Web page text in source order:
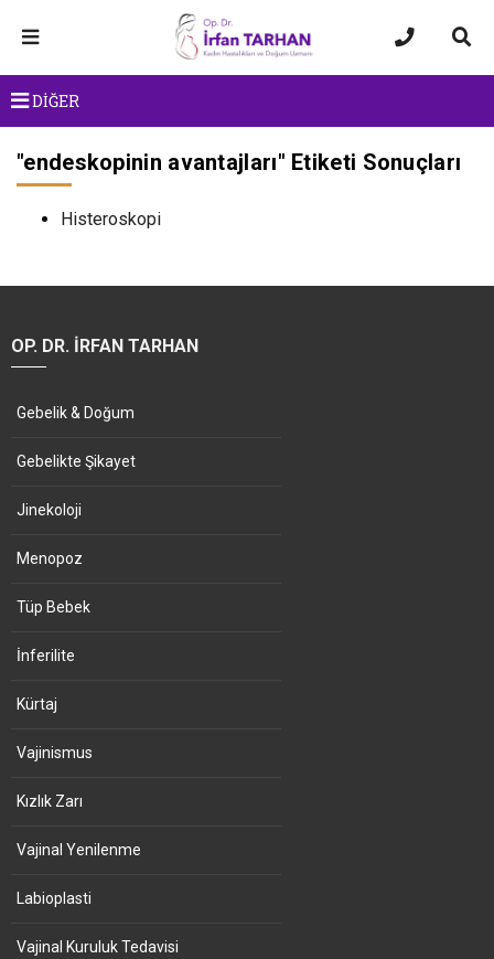
DİĞER
"endeskopinin avantajları" Etiketi Sonuçları
Histeroskopi
OP. DR. İRFAN TARHAN
Gebelik & Doğum
Gebelikte Şikayet
Jinekoloji
Menopoz
Tüp Bebek
İnferilite
Kürtaj
Vajinismus
Kızlık Zarı
Vajinal Yenilenme
Labioplasti
Vajinal Kuruluk Tedavisi